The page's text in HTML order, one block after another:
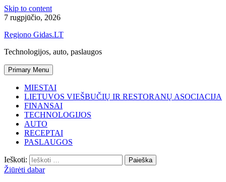
Skip to content
7 rugpjūčio, 2026
Regiono Gidas.LT
Technologijos, auto, paslaugos
Primary Menu
MIESTAI
LIETUVOS VIEŠBUČIŲ IR RESTORANŲ ASOCIACIJA
FINANSAI
TECHNOLOGIJOS
AUTO
RECEPTAI
PASLAUGOS
Ieškoti:
Žiūrėti dabar